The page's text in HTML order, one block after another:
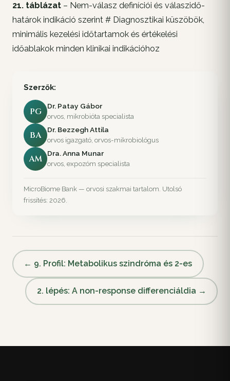
21. táblázat – Nem-válasz definíciói és válaszidő-
határok indikáció szerint # Diagnosztikai küszöbök,
minimális kezelési időtartamok és értékelési
időablakok minden klinikai indikációhoz
Szerzők:
PG
Dr. Patay Gábor
orvos, mikrobióta specialista
BA
Dr. Bezzegh Attila
orvos igazgató, orvos-mikrobiológus
AM
Dra. Anna Munar
orvos, expozóm specialista
MicroBiome Bank — orvosi szakmai tartalom. Utolsó
frissítés: 2026.
← 9. Profil: Metabolikus szindróma és 2-es
2. lépés: A non-response differenciáldia →